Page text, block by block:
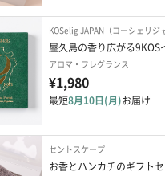
KOSelig JAPAN（コーシェリジ
屋久島の香り広がる9KOS
アロマ・フレグランス
¥1,980
最短8月10日(月)お届け
セントスケープ
お香とハンカチのギフト